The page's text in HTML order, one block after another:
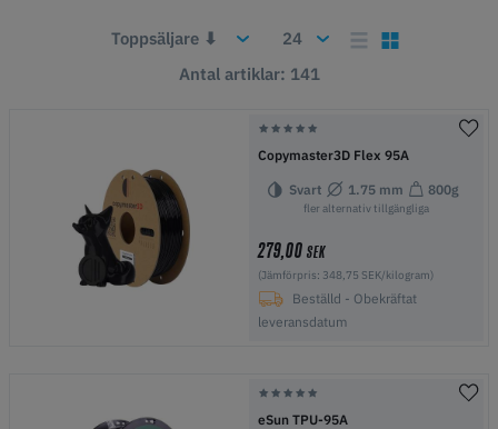
Antal artiklar: 141
Copymaster3D Flex 95A
Svart 1.75 mm 800g
fler alternativ tillgängliga
279,00 SEK
(Jämförpris: 348,75 SEK/kilogram)
Beställd - Obekräftat
leveransdatum
eSun TPU-95A